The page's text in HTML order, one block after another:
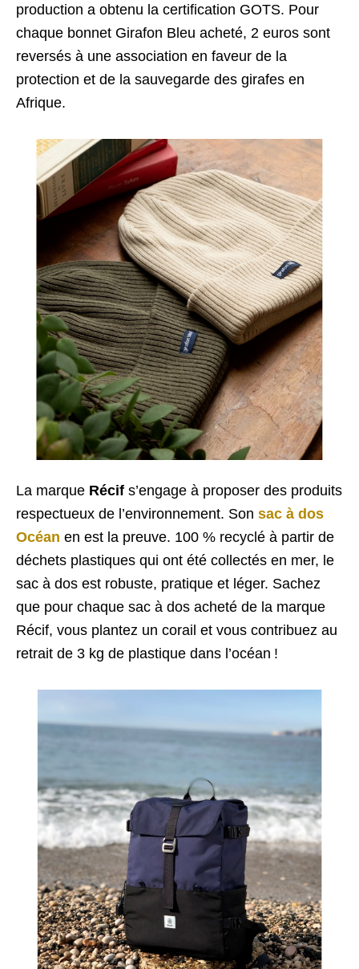
production a obtenu la certification GOTS. Pour
chaque bonnet Girafon Bleu acheté, 2 euros sont
reversés à une association en faveur de la
protection et de la sauvegarde des girafes en
Afrique.
La marque Récif s’engage à proposer des produits
respectueux de l’environnement. Son sac à dos
Océan en est la preuve. 100 % recyclé à partir de
déchets plastiques qui ont été collectés en mer, le
sac à dos est robuste, pratique et léger. Sachez
que pour chaque sac à dos acheté de la marque
Récif, vous plantez un corail et vous contribuez au
retrait de 3 kg de plastique dans l’océan !